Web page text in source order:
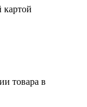
картой
товара в